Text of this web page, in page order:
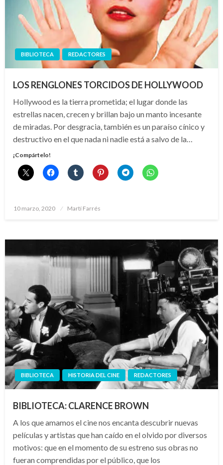
BIBLIOTECA REDACTORES
LOS RENGLONES TORCIDOS DE HOLLYWOOD
Hollywood es la tierra prometida; el lugar donde las
estrellas nacen, crecen y brillan bajo un manto incesante
de miradas. Por desgracia, también es un paraíso cínico y
destructivo en el que nada ni nadie está a salvo de la…
¡Compártelo!
Publicado
10 marzo, 2020 Martí Farrés
BIBLIOTECA HISTORIA DEL CINE REDACTORES
BIBLIOTECA: CLARENCE BROWN
A los que amamos el cine nos encanta descubrir nuevas
películas y artistas que han caído en el olvido por diversos
motivos: que en el momento de su estreno sus obras no
fueran comprendidas por el público, que los